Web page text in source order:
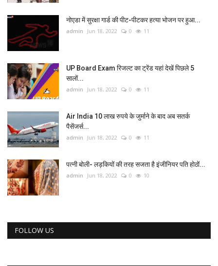
नोएडा में सुरक्षा गार्ड की पीट-पीटकर हत्या भोजन पर हुआ...
admin Jun 18, 2022 0 11
UP Board Exam रिजल्ट का ट्रेंड यहां देखें पिछले 5
सालों...
admin Jun 18, 2022 0 11
Air India 10 लाख रुपये के जुर्माने के बाद अब सतर्क
पैसेंजर्स...
admin Jun 18, 2022 0 11
पत्नी बोली- लड़कियों की तरह सजता है इंजीनियर पति होठों...
admin Jun 18, 2022 0 10
FOLLOW US